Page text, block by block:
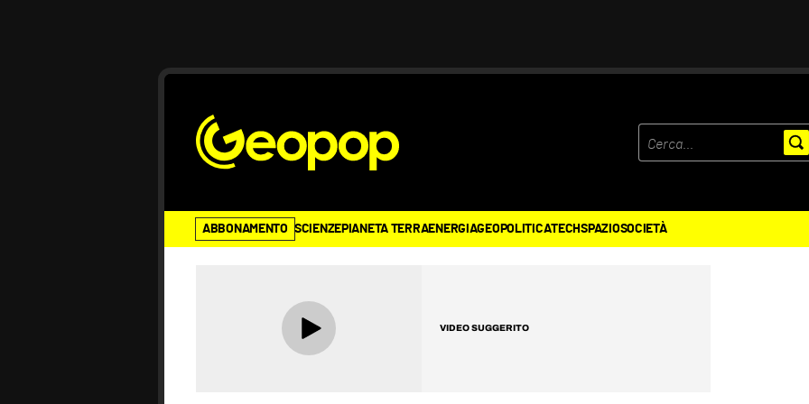
ABBONAMENTO SCIENZEPIANETA TERRAENERGIAGEOPOLITICATECHSPAZIOSOCIETÀ
VIDEO SUGGERITO